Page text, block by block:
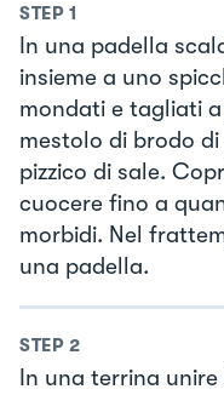
STEP 1
In una padella
insieme a uno
mondati e tagliati
mestolo di brodo
pizzico di sale.
cuocere fino a
morbidi. Nel
una padella.
STEP 2
In una terrina